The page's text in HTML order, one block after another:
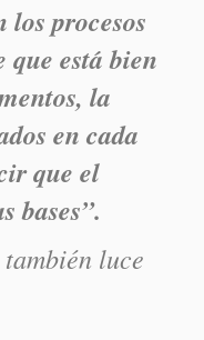
procesos
que está bien
la
en cada
que el
bases”.